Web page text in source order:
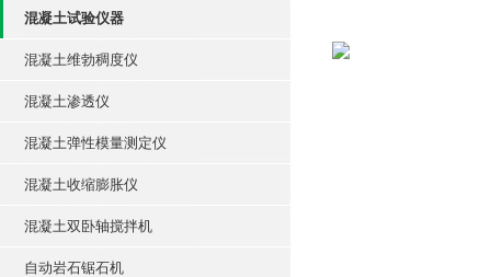
混凝土试验仪器
混凝土维勃稠度仪
混凝土渗透仪
混凝土弹性模量测定仪
混凝土收缩膨胀仪
混凝土双卧轴搅拌机
自动岩石锯石机